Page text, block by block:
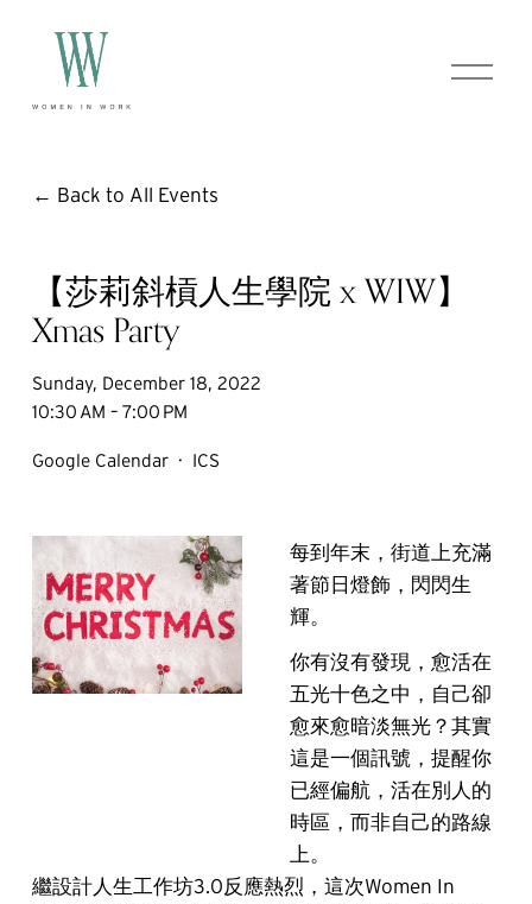
O
p
Back to All Events
【莎莉斜槓人生學院 x WIW】
Xmas Party
Sunday, December 18, 2022
10:30 AM
7:00 PM
Google Calendar ICS
每到年末，街道上充滿
著節日燈飾，閃閃生
輝。
你有沒有發現，愈活在
五光十色之中，自己卻
愈來愈暗淡無光？其實
這是一個訊號，提醒你
已經偏航，活在別人的
時區，而非自己的路線
上。
繼設計人生工作坊3.0反應熱烈，這次Women In